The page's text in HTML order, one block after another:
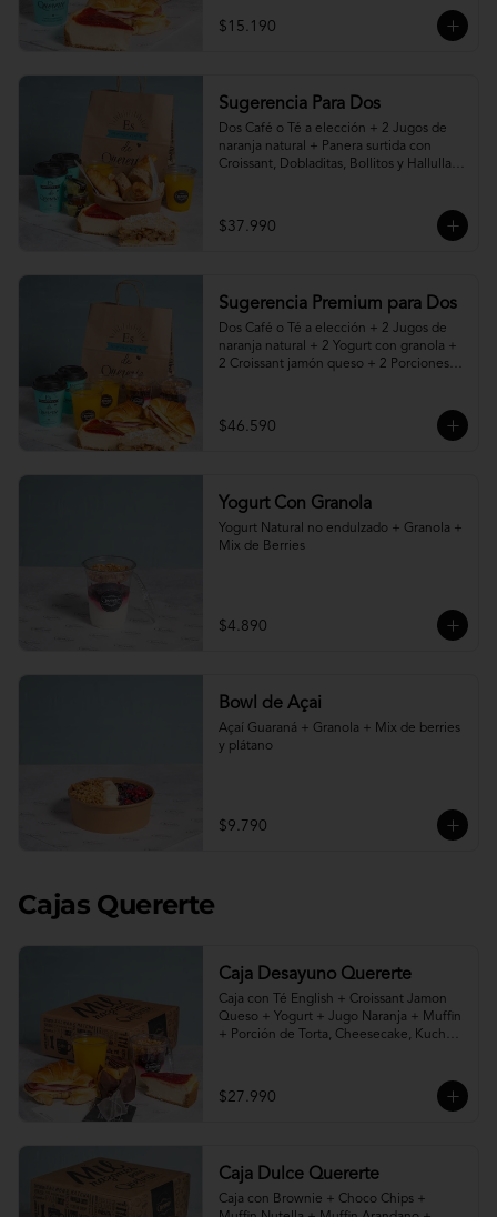
$15.190
Sugerencia Para Dos
Dos Café o Té a elección + 2 Jugos de
naranja natural + Panera surtida con
Croissant, Dobladitas, Bollitos y Hallullas
Torta, Pie o Cheesecake a elección
$37.990
Sugerencia Premium para Dos
Dos Café o Té a elección + 2 Jugos de
naranja natural + 2 Yogurt con granola +
2 Croissant jamón queso + 2 Porciones
$46.590
Yogurt Con Granola
Yogurt Natural no endulzado + Granola +
Mix de Berries
$4.890
Bowl de Açai
Açaí Guaraná + Granola + Mix de berries
y plátano
$9.790
Cajas Quererte
Caja Desayuno Quererte
Caja con Té English + Croissant Jamon
Queso + Yogurt + Jugo Naranja + Muffin
+ Porción de Torta, Cheesecake, Kuchen
$27.990
Caja Dulce Quererte
Caja con Brownie + Choco Chips +